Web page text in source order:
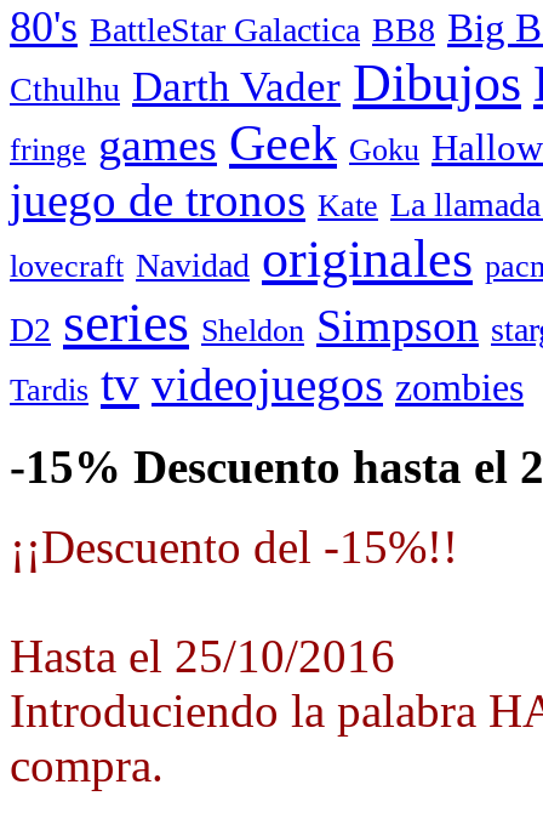
80's BattleStar Galactica BB8 Big
Cthulhu Darth Vader Dibujos
fringe games Geek Goku
juego de tronos Kate La
lovecraft Navidad originales
D2 series Sheldon Simpson
Tardis tv videojuegos zombies
-15% Descuento hasta el
¡¡Descuento del -15%!!
Hasta el 25/10/2016
Introduciendo la palabra
compra.